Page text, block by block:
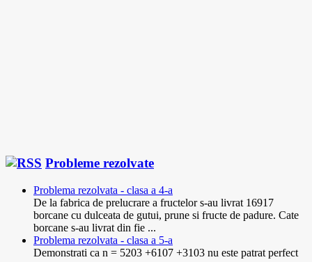
Probleme rezolvate
Problema rezolvata - clasa a 4-a
De la fabrica de prelucrare a fructelor s-au livrat 16917
borcane cu dulceata de gutui, prune si fructe de padure. Cate
borcane s-au livrat din fie ...
Problema rezolvata - clasa a 5-a
Demonstrati ca n = 5203 +6107 +3103 nu este patrat perfect